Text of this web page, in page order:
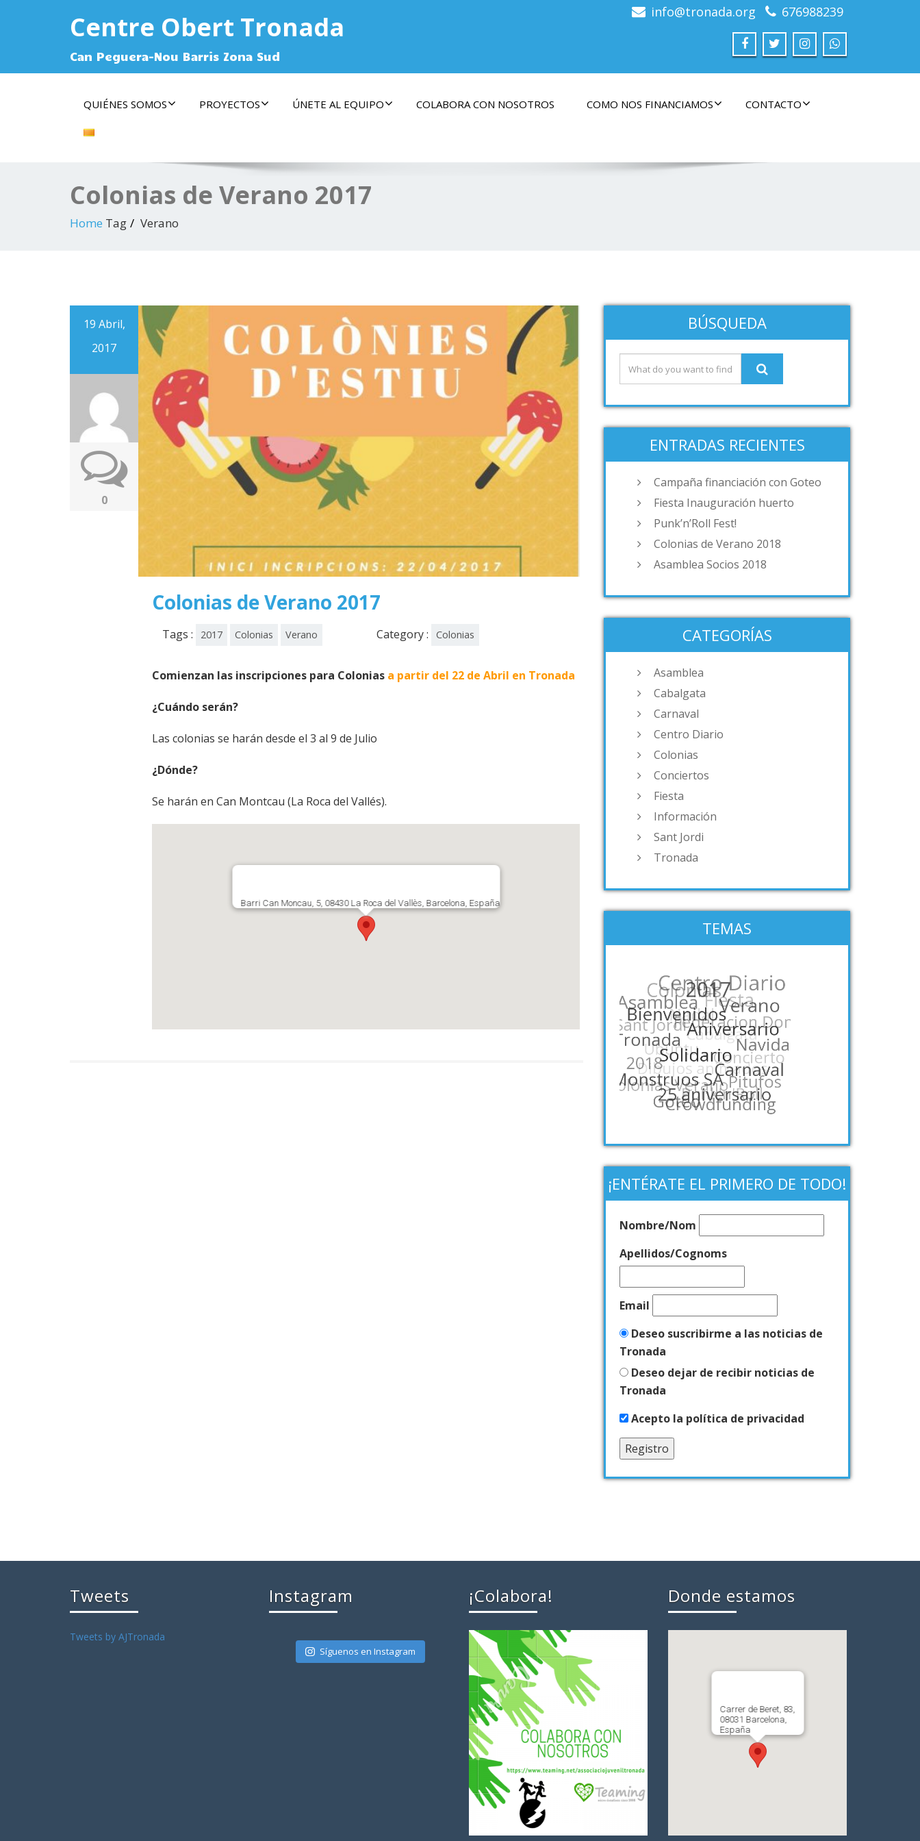
Centre Obert Tronada
Can Peguera-Nou Barris Zona Sud
info@tronada.org 676988239
QUIÉNES SOMOS PROYECTOS ÚNETE AL EQUIPO COLABORA CON NOSOTROS COMO NOS FINANCIAMOS CONTACTO
Colonias de Verano 2017
Home Tag Verano
19 Abril,
2017
0
Colonias de Verano 2017
Tags : 2017 Colonias Verano Category : Colonias
Comienzan las inscripciones para Colonias a partir del 22 de Abril en Tronada
¿Cuándo serán?
Las colonias se harán desde el 3 al 9 de Julio
¿Dónde?
Se harán en Can Montcau (La Roca del Vallés).
Barri Can Moncau, 5, 08430 La Roca del Vallès, Barcelona, España
BÚSQUEDA
ENTRADAS RECIENTES
Campaña financiación con Goteo
Fiesta Inauguración huerto
Punk’n’Roll Fest!
Colonias de Verano 2018
Asamblea Socios 2018
CATEGORÍAS
Asamblea
Cabalgata
Carnaval
Centro Diario
Colonias
Conciertos
Fiesta
Información
Sant Jordi
Tronada
TEMAS
¡ENTÉRATE EL PRIMERO DE TODO!
Nombre/Nom
Apellidos/Cognoms
Email
Deseo suscribirme a las noticias de
Tronada
Deseo dejar de recibir noticias de
Tronada
Acepto la política de privacidad
Tweets
Tweets by AJTronada
Instagram
Síguenos en Instagram
¡Colabora! Donde estamos
Carrer de Beret, 83,
08031 Barcelona,
España